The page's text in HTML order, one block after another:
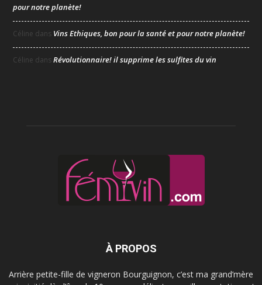
pour notre planète!
Céline dans Vins Ethiques, bon pour la santé et pour notre planète!
Céline dansRévolutionnaire! il supprime les sulfites du vin
À PROPOS
Arrière petite-fille de vigneron Bourguignon, c’est ma grand’mère